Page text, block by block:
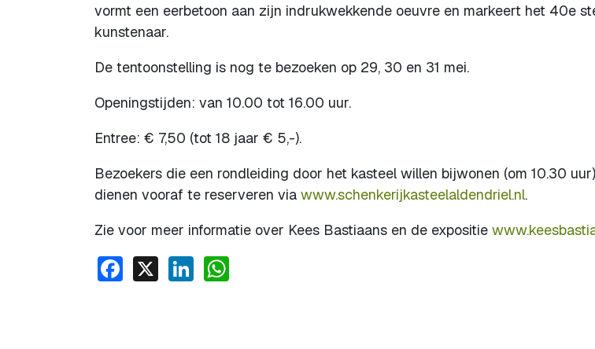
vormt een eerbetoon aan zijn indrukwekkende oeuvre en markeert het 40e
kunstenaar.
De tentoonstelling is nog te bezoeken op 29, 30 en 31 mei.
Openingstijden: van 10.00 tot 16.00 uur.
Entree: € 7,50 (tot 18 jaar € 5,-).
Bezoekers die een rondleiding door het kasteel willen bijwonen (om 10.30
dienen vooraf te reserveren via www.schenkerijkasteelaldendriel.nl.
Zie voor meer informatie over Kees Bastiaans en de expositie
Facebook
X LinkedIn